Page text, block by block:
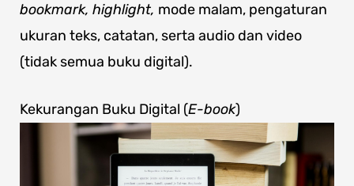
bookmark, highlight, mode malam, pengaturan
ukuran teks, catatan, serta audio dan video
(tidak semua buku digital).
Kekurangan Buku Digital (E-book)